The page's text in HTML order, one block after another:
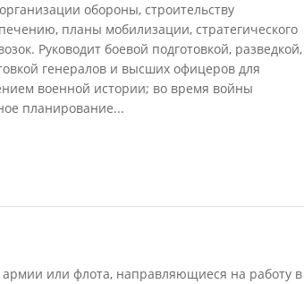
обороны, строительству
планы мобилизации, стратегического
Руководит боевой подготовкой, разведкой,
генералов и высших офицеров для
военной истории; во время войны
планирование...
или флота, направляющиеся на работу в